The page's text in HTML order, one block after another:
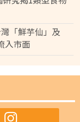
「鮮芋仙」及
入市面